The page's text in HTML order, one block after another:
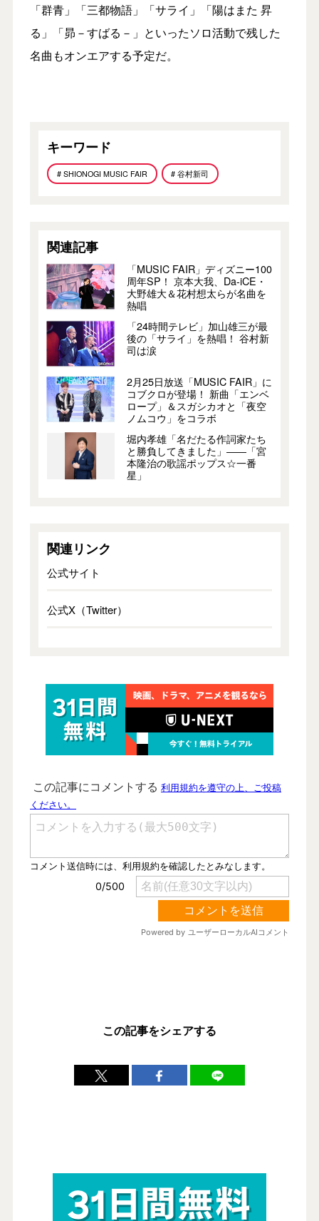
「群青」「三都物語」「サライ」「陽はまた 昇
る」「昴－すばる－」といったソロ活動で残した
名曲もオンエアする予定だ。
キーワード
# SHIONOGI MUSIC FAIR # 谷村新司
関連記事
「MUSIC FAIR」ディズニー100
周年SP！ 京本大我、Da-iCE・
大野雄大＆花村想太らが名曲を
熱唱
「24時間テレビ」加山雄三が最
後の「サライ」を熱唱！ 谷村新
司は涙
2月25日放送「MUSIC FAIR」に
コブクロが登場！ 新曲「エンベ
ロープ」＆スガシカオと「夜空
ノムコウ」をコラボ
堀内孝雄「名だたる作詞家たち
と勝負してきました」――「宮
本隆治の歌謡ポップス☆一番
星」
関連リンク
公式サイト
公式X（Twitter）
この記事をシェアする